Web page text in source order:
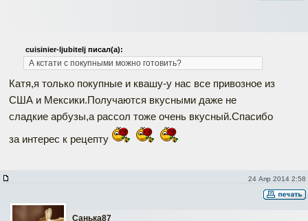
cuisinier-ljubitelj писал(а):
А кстати с покупными можно готовить?
Катя,я только покупные и квашу-у нас все привозное из
США и Мексики.Получаются вкусными даже не
сладкие арбузы,а рассол тоже очень вкусный.Спасибо
за интерес к рецепту
24 Апр 2014 2:58
Санька87